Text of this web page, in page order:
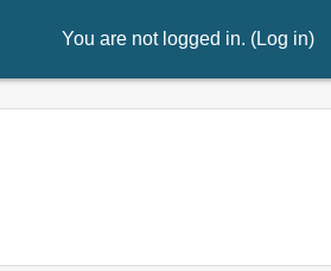
You are not logged in. (Log in)